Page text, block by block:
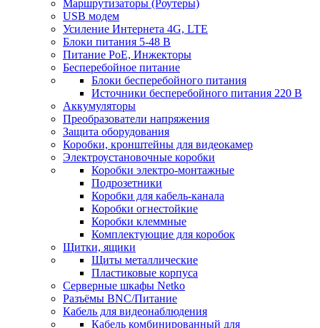
Маршрутизаторы (Роутеры)
USB модем
Усиление Интернета 4G, LTE
Блоки питания 5-48 В
Питание PoE, Инжекторы
Бесперебойное питание
Блоки бесперебойного питания
Источники бесперебойного питания 220 В
Аккумуляторы
Преобразователи напряжения
Защита оборудования
Коробки, кронштейны для видеокамер
Электроустановочные коробки
Коробки электро-монтажные
Подрозетники
Коробки для кабель-канала
Коробки огнестойкие
Коробки клеммные
Комплектующие для коробок
Щитки, ящики
Щиты металлические
Пластиковые корпуса
Серверные шкафы Netko
Разъёмы BNC/Питание
Кабель для видеонаблюдения
Кабель комбинированный для